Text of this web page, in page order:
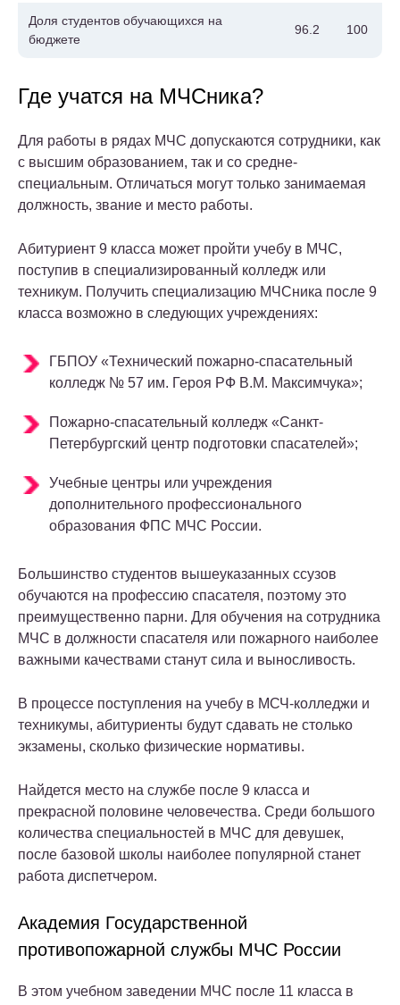
Доля студентов обучающихся на
бюджете
96.2 100
Где учатся на МЧСника?
Для работы в рядах МЧС допускаются сотрудники, как
с высшим образованием, так и со средне-
специальным. Отличаться могут только занимаемая
должность, звание и место работы.
Абитуриент 9 класса может пройти учебу в МЧС,
поступив в специализированный колледж или
техникум. Получить специализацию МЧСника после 9
класса возможно в следующих учреждениях:
ГБПОУ «Технический пожарно-спасательный
колледж № 57 им. Героя РФ В.М. Максимчука»;
Пожарно-спасательный колледж «Санкт-
Петербургский центр подготовки спасателей»;
Учебные центры или учреждения
дополнительного профессионального
образования ФПС МЧС России.
Большинство студентов вышеуказанных ссузов
обучаются на профессию спасателя, поэтому это
преимущественно парни. Для обучения на сотрудника
МЧС в должности спасателя или пожарного наиболее
важными качествами станут сила и выносливость.
В процессе поступления на учебу в МСЧ-колледжи и
техникумы, абитуриенты будут сдавать не столько
экзамены, сколько физические нормативы.
Найдется место на службе после 9 класса и
прекрасной половине человечества. Среди большого
количества специальностей в МЧС для девушек,
после базовой школы наиболее популярной станет
работа диспетчером.
Академия Государственной
противопожарной службы МЧС России
В этом учебном заведении МЧС после 11 класса в